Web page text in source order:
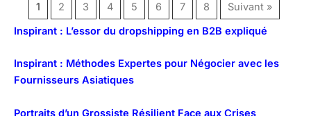
1 2 3 4 5 6 7 8
Suivant »
Inspirant : L’essor du dropshipping en B2B expliqué
Inspirant : Méthodes Expertes pour Négocier avec les
Fournisseurs Asiatiques
Portraits d’un Grossiste Résilient Face aux Crises